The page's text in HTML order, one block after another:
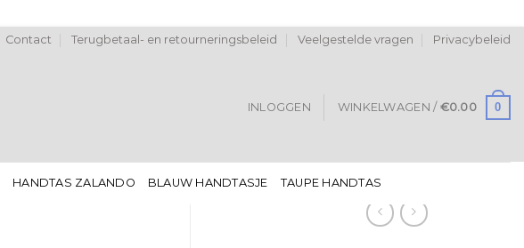
Contact Terugbetaal- en retourneringsbeleid Veelgestelde vragen Privacybeleid
INLOGGEN WINKELWAGEN / €0.00 0
HANDTAS ZALANDO BLAUW HANDTASJE TAUPE HANDTAS